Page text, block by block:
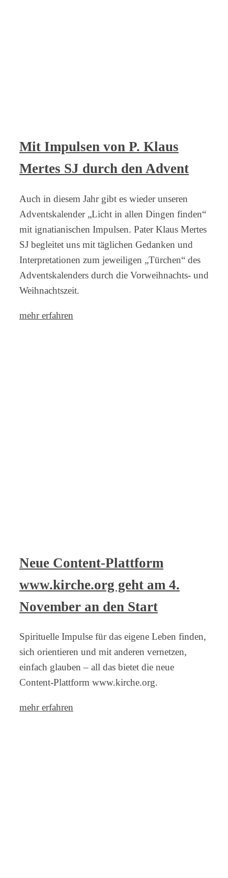
Mit Impulsen von P. Klaus
Mertes SJ durch den Advent
Auch in diesem Jahr gibt es wieder unseren
Adventskalender „Licht in allen Dingen finden“
mit ignatianischen Impulsen. Pater Klaus Mertes
SJ begleitet uns mit täglichen Gedanken und
Interpretationen zum jeweiligen „Türchen“ des
Adventskalenders durch die Vorweihnachts- und
Weihnachtszeit.
mehr erfahren
Neue Content-Plattform
www.kirche.org geht am 4.
November an den Start
Spirituelle Impulse für das eigene Leben finden,
sich orientieren und mit anderen vernetzen,
einfach glauben – all das bietet die neue
Content-Plattform www.kirche.org.
mehr erfahren